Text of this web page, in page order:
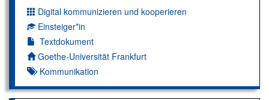
Dimension:
Digital kommunizieren und kooperieren
Kompetenzniveau:
Einsteiger*in
Textdokument
Autor*in:
Goethe-Universität Frankfurt
Kommunikation